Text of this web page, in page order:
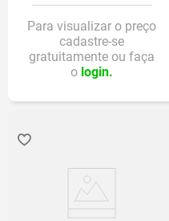
Para visualizar o preço
cadastre-se
gratuitamente ou faça
o login.